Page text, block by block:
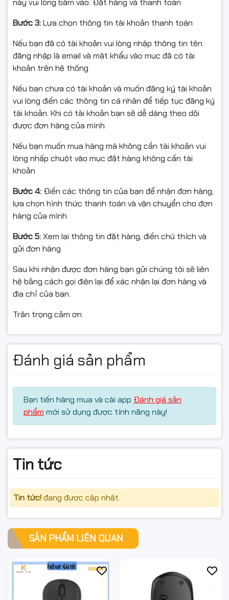
này vui lòng bấm vào: Đặt hàng và thanh toán
Bước 3:Lựa chọn thông tin tài khoản thanh toán
Nếu bạn đã có tài khoản vui lòng nhập thông tin tên
đăng nhập là email và mật khẩu vào mục đã có tài
khoản trên hệ thống
Nếu bạn chưa có tài khoản và muốn đăng ký tài khoản
vui lòng điền các thông tin cá nhân để tiếp tục đăng ký
tài khoản. Khi có tài khoản bạn sẽ dễ dàng theo dõi
được đơn hàng của mình
Nếu bạn muốn mua hàng mà không cần tài khoản vui
lòng nhấp chuột vào mục đặt hàng không cần tài
khoản
Bước 4: Điền các thông tin của bạn để nhận đơn hàng,
lựa chọn hình thức thanh toán và vận chuyển cho đơn
hàng của mình
Bước 5:Xem lại thông tin đặt hàng, điền chú thích và
gửi đơn hàng
Sau khi nhận được đơn hàng bạn gửi chúng tôi sẽ liên
hệ bằng cách gọi điện lại để xác nhận lại đơn hàng và
địa chỉ của bạn.
Trân trọng cảm ơn.
Đánh giá sản phẩm
Bạn tiến hàng mua và cài app Đánh giá sản
phẩm mới sử dụng được tính năng này!
Tin tức
Tin tức!đang được cập nhật.
SẢN PHẨM LIÊN QUAN